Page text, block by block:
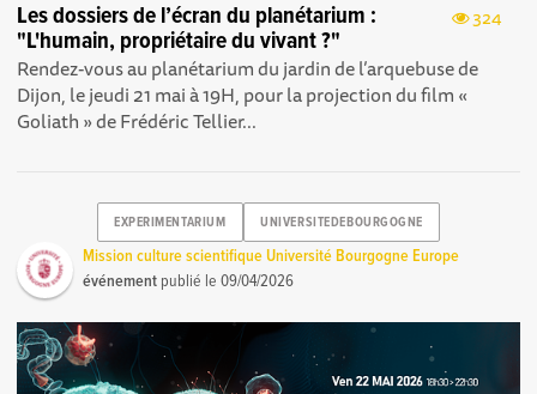
324
Les dossiers de l’écran du planétarium :
"L'humain, propriétaire du vivant ?"
Rendez-vous au planétarium du jardin de l’arquebuse de
Dijon, le jeudi 21 mai à 19H, pour la projection du film «
Goliath » de Frédéric Tellier...
EXPERIMENTARIUM UNIVERSITEDEBOURGOGNE
Mission culture scientifique Université Bourgogne Europe
événement publié le09/04/2026